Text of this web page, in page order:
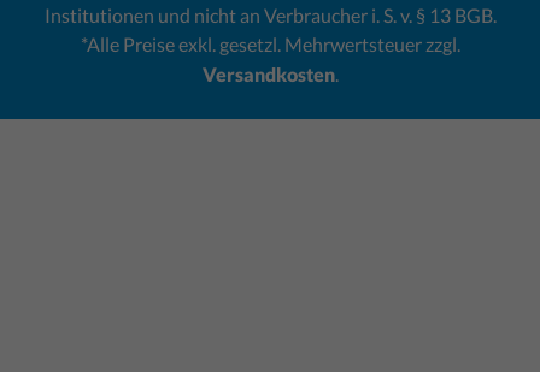
Institutionen und nicht an Verbraucher i. S. v. § 13 BGB.
*Alle Preise exkl. gesetzl. Mehrwertsteuer zzgl.
Versandkosten.